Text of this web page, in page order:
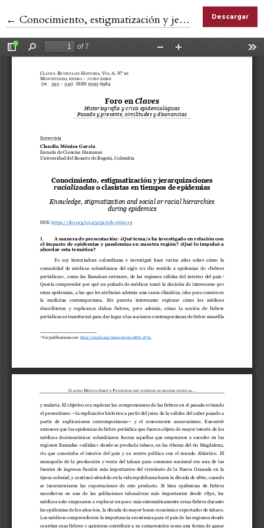
← Volver a los detalles del artículo
Conocimiento, estigmatización y jerarquizaciones racializadas o clasistas en tiempos de epidemias Descargar